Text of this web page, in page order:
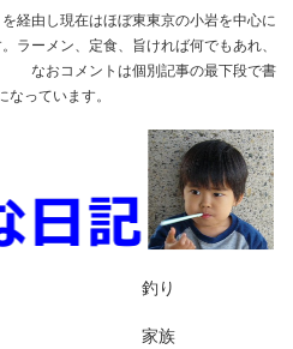
経由し現在はほぼ東東京の小岩を中心に
ラーメン、定食、旨ければ何でもあれ、
なおコメントは個別記事の最下段で書
なっています。
釣り
家族